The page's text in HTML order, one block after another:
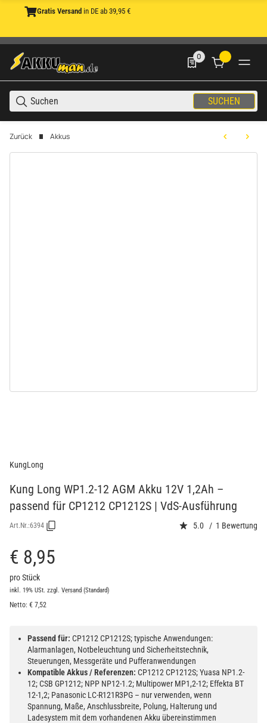
Gratis Versand in DE ab 39,95 €
SUCHEN
0
0 Produkte in der
Zurück Akkus
KungLong
Kung Long WP1.2-12 AGM Akku 12V 1,2Ah –
passend für CP1212 CP1212S | VdS-Ausführung
Art.Nr.:6394 5.0 / 1 Bewertung
€ 8,95
pro Stück
inkl. 19% USt. zzgl. Versand (Standard)
Netto: € 7,52
Passend für: CP1212 CP1212S; typische Anwendungen:
Alarmanlagen, Notbeleuchtung und Sicherheitstechnik,
Steuerungen, Messgeräte und Pufferanwendungen
Kompatible Akkus / Referenzen: CP1212 CP1212S; Yuasa NP1.2-
12; CSB GP1212; NPP NP12-1.2; Multipower MP1,2-12; Effekta BT
12-1,2; Panasonic LC-R121R3PG – nur verwenden, wenn
Spannung, Maße, Anschlussbreite, Polung, Halterung und
Ladesystem mit dem vorhandenen Akku übereinstimmen